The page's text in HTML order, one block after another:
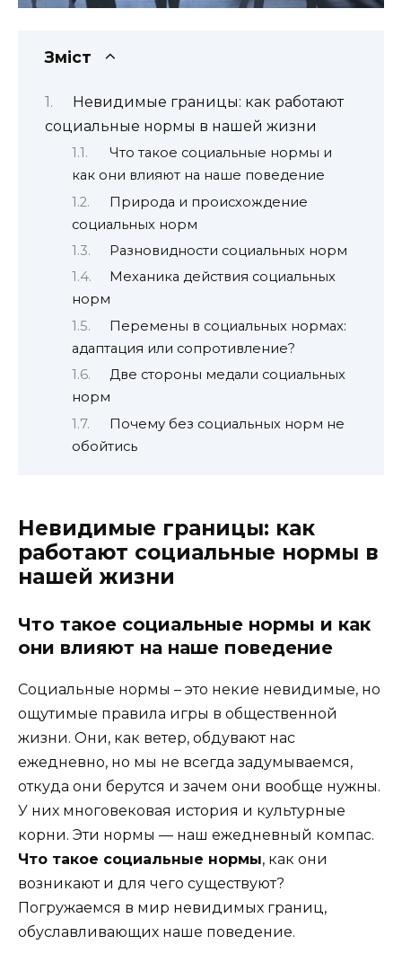
Зміст
Невидимые границы: как работают
социальные нормы в нашей жизни
Что такое социальные нормы и
как они влияют на наше поведение
Природа и происхождение
социальных норм
Разновидности социальных норм
Механика действия социальных
норм
Перемены в социальных нормах:
адаптация или сопротивление?
Две стороны медали социальных
норм
Почему без социальных норм не
обойтись
Невидимые границы: как
работают социальные нормы в
нашей жизни
Что такое социальные нормы и как
они влияют на наше поведение
Социальные нормы – это некие невидимые, но
ощутимые правила игры в общественной
жизни. Они, как ветер, обдувают нас
ежедневно, но мы не всегда задумываемся,
откуда они берутся и зачем они вообще нужны.
У них многовековая история и культурные
корни. Эти нормы — наш ежедневный компас.
Что такое социальные нормы, как они
возникают и для чего существуют?
Погружаемся в мир невидимых границ,
обуславливающих наше поведение.